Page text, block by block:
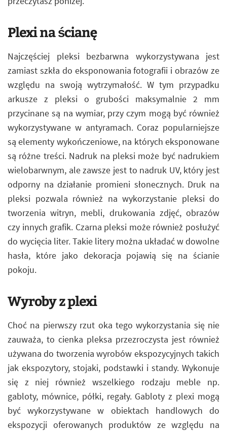
Plexi na ścianę
Najczęściej pleksi bezbarwna wykorzystywana jest
zamiast szkła do eksponowania fotografii i obrazów ze
względu na swoją wytrzymałość. W tym przypadku
arkusze z pleksi o grubości maksymalnie 2 mm
przycinane są na wymiar, przy czym mogą być również
wykorzystywane w antyramach. Coraz popularniejsze
są elementy wykończeniowe, na których eksponowane
są różne treści. Nadruk na pleksi może być nadrukiem
wielobarwnym, ale zawsze jest to nadruk UV, który jest
odporny na działanie promieni słonecznych. Druk na
pleksi pozwala również na wykorzystanie pleksi do
tworzenia witryn, mebli, drukowania zdjęć, obrazów
czy innych grafik. Czarna pleksi może również posłużyć
do wycięcia liter. Takie litery można układać w dowolne
hasła, które jako dekoracja pojawią się na ścianie
pokoju.
Wyroby z plexi
Choć na pierwszy rzut oka tego wykorzystania się nie
zauważa, to cienka pleksa przezroczysta jest również
używana do tworzenia wyrobów ekspozycyjnych takich
jak ekspozytory, stojaki, podstawki i standy. Wykonuje
się z niej również wszelkiego rodzaju meble np.
gabloty, mównice, półki, regały. Gabloty z plexi mogą
być wykorzystywane w obiektach handlowych do
ekspozycji oferowanych produktów ze względu na